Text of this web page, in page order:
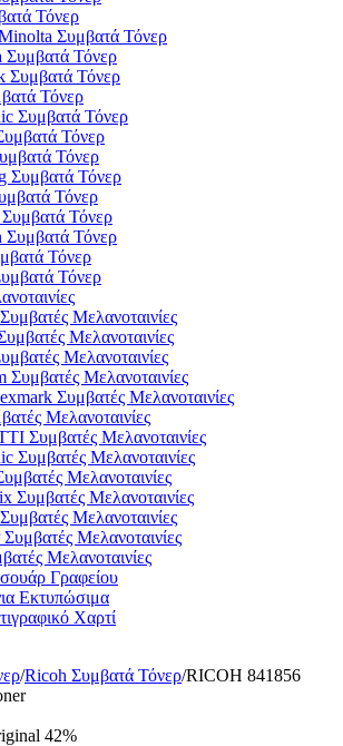
Τόνερ
Συμβατά Τόνερ
Συμβατά Τόνερ
Συμβατά Τόνερ
Τόνερ
Συμβατά Τόνερ
Τόνερ
Τόνερ
Συμβατά Τόνερ
Τόνερ
Τόνερ
Συμβατά Τόνερ
Τόνερ
Τόνερ
Μελανοταινίες
Μελανοταινίες
Μελανοταινίες
Συμβατές Μελανοταινίες
Συμβατές Μελανοταινίες
Μελανοταινίες
Συμβατές Μελανοταινίες
Συμβατές Μελανοταινίες
Μελανοταινίες
Συμβατές Μελανοταινίες
Μελανοταινίες
Μελανοταινίες
Μελανοταινίες
Γραφείου
Εκτυπώσιμα
Χαρτί
/Ricoh Συμβατά Τόνερ/RICOH 841856
42%